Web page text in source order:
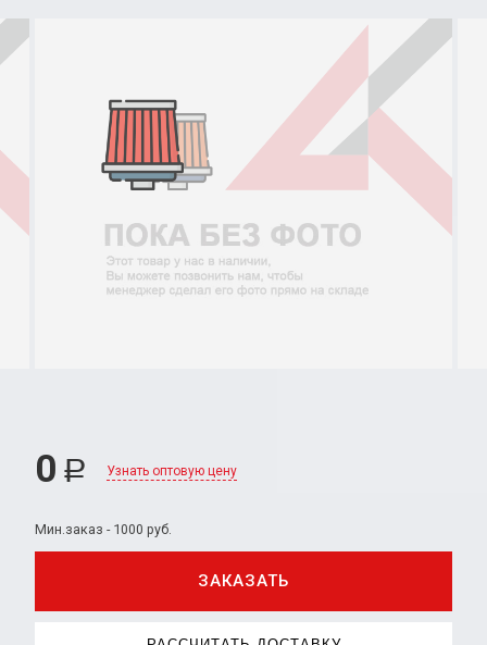
0 Р Узнать оптовую цену
Мин.заказ - 1000 руб.
ЗАКАЗАТЬ